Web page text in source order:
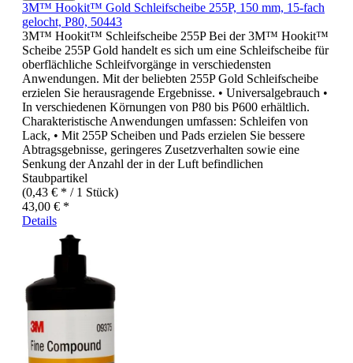
3M™ Hookit™ Gold Schleifscheibe 255P, 150 mm, 15-fach
gelocht, P80, 50443
3M™ Hookit™ Schleifscheibe 255P Bei der 3M™ Hookit™
Scheibe 255P Gold handelt es sich um eine Schleifscheibe für
oberflächliche Schleifvorgänge in verschiedensten
Anwendungen. Mit der beliebten 255P Gold Schleifscheibe
erzielen Sie herausragende Ergebnisse. • Universalgebrauch •
In verschiedenen Körnungen von P80 bis P600 erhältlich.
Charakteristische Anwendungen umfassen: Schleifen von
Lack, • Mit 255P Scheiben und Pads erzielen Sie bessere
Abtragsgebnisse, geringeres Zusetzverhalten sowie eine
Senkung der Anzahl der in der Luft befindlichen
Staubpartikel
(0,43 € * / 1 Stück)
43,00 € *
Details